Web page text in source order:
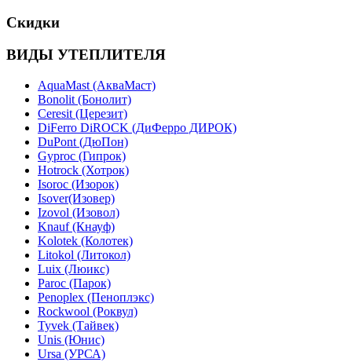
Скидки
ВИДЫ УТЕПЛИТЕЛЯ
AquaMast (АкваМаст)
Bonolit (Бонолит)
Ceresit (Церезит)
DiFerro DiROCK (ДиФерро ДИРОК)
DuPont (ДюПон)
Gyproc (Гипрок)
Hotrock (Хотрок)
Isoroc (Изорок)
Isover(Изовер)
Izovol (Изовол)
Knauf (Кнауф)
Kolotek (Колотек)
Litokol (Литокол)
Luix (Люикс)
Paroc (Парок)
Penoplex (Пеноплэкс)
Rockwool (Роквул)
Tyvek (Тайвек)
Unis (Юнис)
Ursa (УРСА)